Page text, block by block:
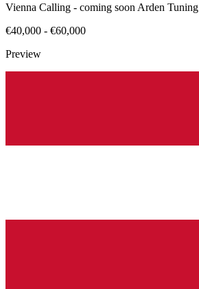
Vienna Calling - coming soon Arden Tuning
€40,000 - €60,000
Preview